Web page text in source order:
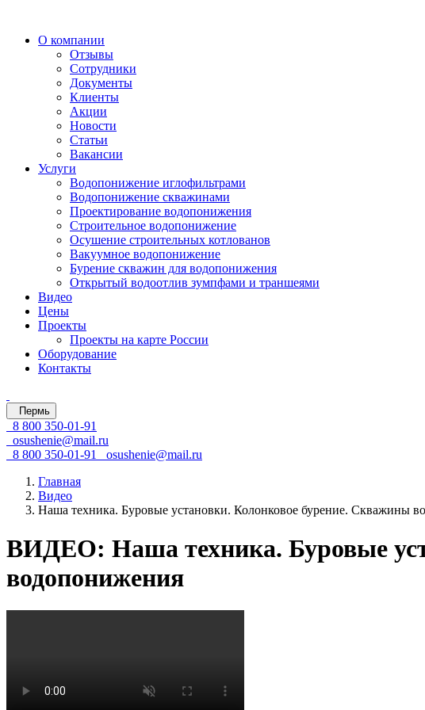
О компании
Отзывы
Сотрудники
Документы
Клиенты
Акции
Новости
Статьи
Вакансии
Услуги
Водопонижение иглофильтрами
Водопонижение скважинами
Проектирование водопонижения
Строительное водопонижение
Осушение строительных котлованов
Вакуумное водопонижение
Бурение скважин для водопонижения
Открытый водоотлив зумпфами и траншеями
Видео
Цены
Проекты
Проекты на карте России
Оборудование
Контакты
Пермь
8 800 350-01-91
osushenie@mail.ru
8 800 350-01-91
osushenie@mail.ru
Главная
Видео
Наша техника. Буровые установки. Колонковое бурение. Скважины
ВИДЕО: Наша техника. Буровые
водопонижения